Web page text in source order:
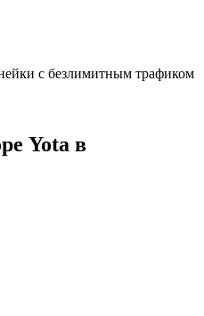
с безлимитным трафиком
Yota в